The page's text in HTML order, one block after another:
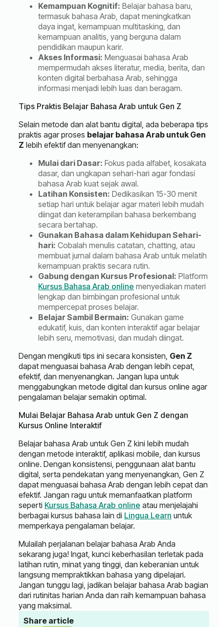
Kemampuan Kognitif: Belajar bahasa baru,
termasuk bahasa Arab, dapat meningkatkan
daya ingat, kemampuan multitasking, dan
kemampuan analitis, yang berguna dalam
pendidikan maupun karir.
Akses Informasi: Menguasai bahasa Arab
mempermudah akses literatur, media, berita, dan
konten digital berbahasa Arab, sehingga
informasi menjadi lebih luas dan beragam.
Tips Praktis Belajar Bahasa Arab untuk Gen Z
Selain metode dan alat bantu digital, ada beberapa tips
praktis agar proses belajar bahasa Arab untuk Gen
Z lebih efektif dan menyenangkan:
Mulai dari Dasar: Fokus pada alfabet, kosakata
dasar, dan ungkapan sehari-hari agar fondasi
bahasa Arab kuat sejak awal.
Latihan Konsisten: Dedikasikan 15-30 menit
setiap hari untuk belajar agar materi lebih mudah
diingat dan keterampilan bahasa berkembang
secara bertahap.
Gunakan Bahasa dalam Kehidupan Sehari-
hari: Cobalah menulis catatan, chatting, atau
membuat jurnal dalam bahasa Arab untuk melatih
kemampuan praktis secara rutin.
Gabung dengan Kursus Profesional: Platform
Kursus Bahasa Arab online menyediakan materi
lengkap dan bimbingan profesional untuk
mempercepat proses belajar.
Belajar Sambil Bermain: Gunakan game
edukatif, kuis, dan konten interaktif agar belajar
lebih seru, memotivasi, dan mudah diingat.
Dengan mengikuti tips ini secara konsisten, Gen Z
dapat menguasai bahasa Arab dengan lebih cepat,
efektif, dan menyenangkan. Jangan lupa untuk
menggabungkan metode digital dan kursus online agar
pengalaman belajar semakin optimal.
Mulai Belajar Bahasa Arab untuk Gen Z dengan
Kursus Online Interaktif
Belajar bahasa Arab untuk Gen Z kini lebih mudah
dengan metode interaktif, aplikasi mobile, dan kursus
online. Dengan konsistensi, penggunaan alat bantu
digital, serta pendekatan yang menyenangkan, Gen Z
dapat menguasai bahasa Arab dengan lebih cepat dan
efektif. Jangan ragu untuk memanfaatkan platform
seperti Kursus Bahasa Arab online atau menjelajahi
berbagai kursus bahasa lain di Lingua Learn untuk
memperkaya pengalaman belajar.
Mulailah perjalanan belajar bahasa Arab Anda
sekarang juga! Ingat, kunci keberhasilan terletak pada
latihan rutin, minat yang tinggi, dan keberanian untuk
langsung mempraktikkan bahasa yang dipelajari.
Jangan tunggu lagi, jadikan belajar bahasa Arab bagian
dari rutinitas harian Anda dan raih kemampuan bahasa
yang maksimal.
Share article